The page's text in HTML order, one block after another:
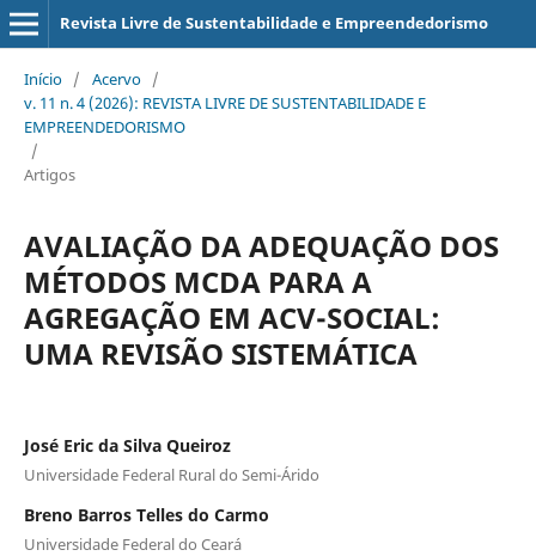
Revista Livre de Sustentabilidade e Empreendedorismo
Início / Acervo /
v. 11 n. 4 (2026): REVISTA LIVRE DE SUSTENTABILIDADE E
EMPREENDEDORISMO
/
Artigos
AVALIAÇÃO DA ADEQUAÇÃO DOS
MÉTODOS MCDA PARA A
AGREGAÇÃO EM ACV-SOCIAL:
UMA REVISÃO SISTEMÁTICA
José Eric da Silva Queiroz
Universidade Federal Rural do Semi-Árido
Breno Barros Telles do Carmo
Universidade Federal do Ceará